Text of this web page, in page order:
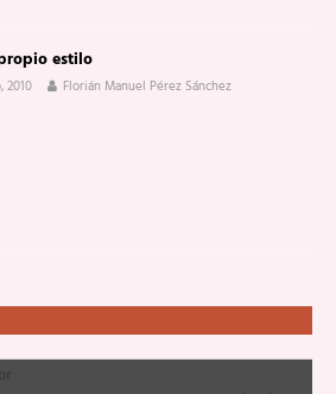
estilo
2010 Florián Manuel Pérez Sánchez